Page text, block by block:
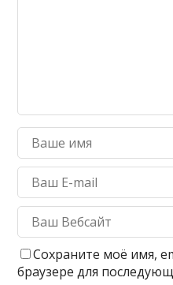
Сохраните моё имя,
браузере для